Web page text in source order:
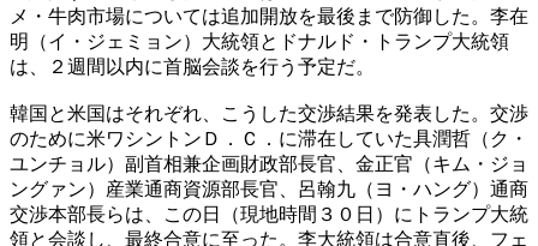
メ・牛肉市場については追加開放を最後まで防御した。李在
明（イ・ジェミョン）大統領とドナルド・トランプ大統領
は、２週間以内に首脳会談を行う予定だ。
韓国と米国はそれぞれ、こうした交渉結果を発表した。交渉
のために米ワシントンＤ．Ｃ．に滞在していた具潤哲（ク・
ユンチョル）副首相兼企画財政部長官、金正官（キム・ジョ
ングァン）産業通商資源部長官、呂翰九（ヨ・ハング）通商
交渉本部長らは、この日（現地時間３０日）にトランプ大統
領と会談し、最終合意に至った。李大統領は合意直後、フェ